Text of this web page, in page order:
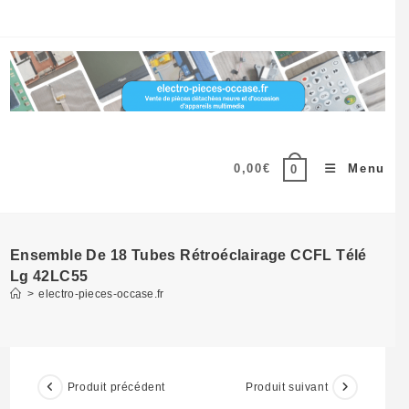
content
0,00€ 0 Menu
Ensemble De 18 Tubes Rétroéclairage CCFL Télé
Lg 42LC55
> electro-pieces-occase.fr
Produit précédent Produit suivant